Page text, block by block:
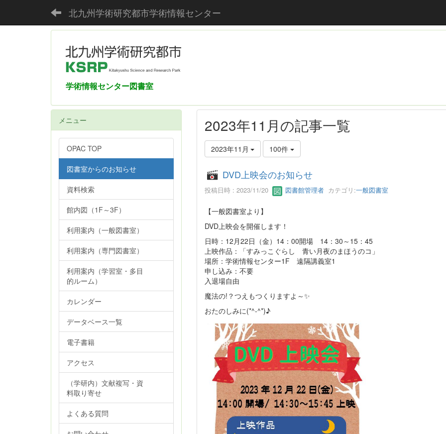
北九州学術研究都市学術情報センター
学術情報センター図書室
2023年11月の記事一覧
2023年11月 100件
DVD上映会のお知らせ
投稿日時 : 2023/11/20 図書館管理者カテゴリ:一般図書室
【一般図書室より】
DVD上映会を開催します！
日時：12月22日（金）14：00開場 14：30～15：45
上映作品：「すみっこぐらし 青い月夜のまほうのコ」
場所：学術情報センター1F 遠隔講義室1
申し込み：不要
入退場自由
魔法の!？つえもつくりますよ～✨
おたのしみに(*^-^*)♪
メニュー
OPAC TOP
図書室からのお知らせ
資料検索
館内図（1F～3F）
利用案内（一般図書室）
利用案内（専門図書室）
利用案内（学習室・多目
的ルーム）
カレンダー
データベース一覧
電子書籍
アクセス
（学研内）文献複写・資
料取り寄せ
よくある質問